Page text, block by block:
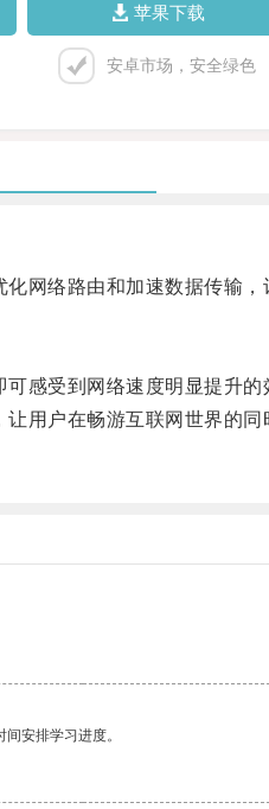
苹果下载
安卓市场，安全绿色
络路由和加速数据传输，
感受到网络速度明显提升的
户在畅游互联网世界的同
安排学习进度。